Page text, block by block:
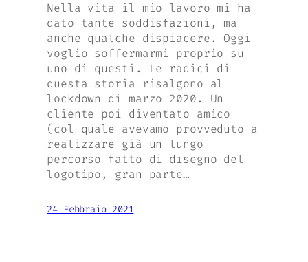
Nella vita il mio lavoro mi ha
dato tante soddisfazioni, ma
anche qualche dispiacere. Oggi
voglio soffermarmi proprio su
uno di questi. Le radici di
questa storia risalgono al
lockdown di marzo 2020. Un
cliente poi diventato amico
(col quale avevamo provveduto a
realizzare già un lungo
percorso fatto di disegno del
logotipo, gran parte…
24 Febbraio 2021